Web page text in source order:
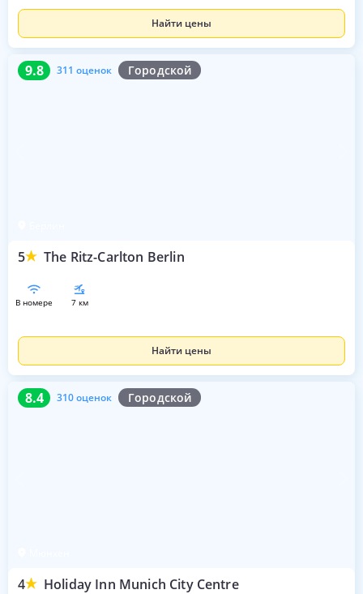
Найти цены
9.8 311 оценок Городской
5 The Ritz-Carlton Berlin
9.8 311 оценок
в номере 7 км
Найти цены
8.4 310 оценок Городской
4 Holiday Inn Munich City Centre
8.4 310 оценок